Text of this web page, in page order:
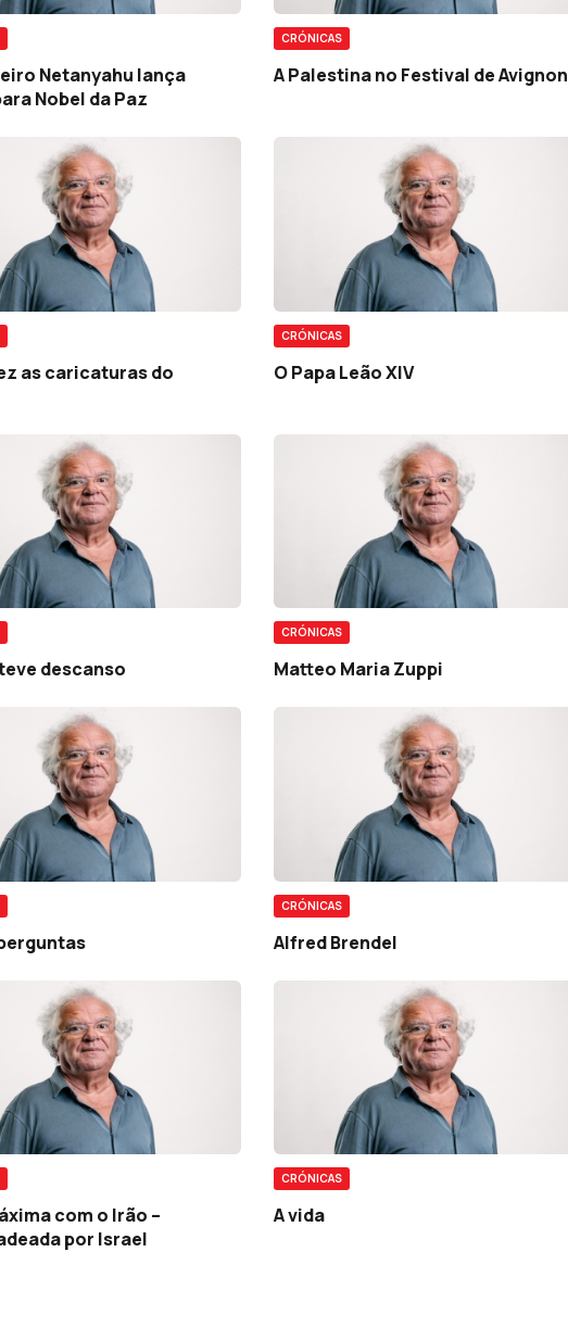
Netanyahu lança
Nobel da Paz
CRÓNICAS
A Palestina no Festival de Avignon
as caricaturas do
CRÓNICAS
O Papa Leão XIV
descanso
CRÓNICAS
Matteo Maria Zuppi
CRÓNICAS
Alfred Brendel
com o Irão –
por Israel
CRÓNICAS
A vida